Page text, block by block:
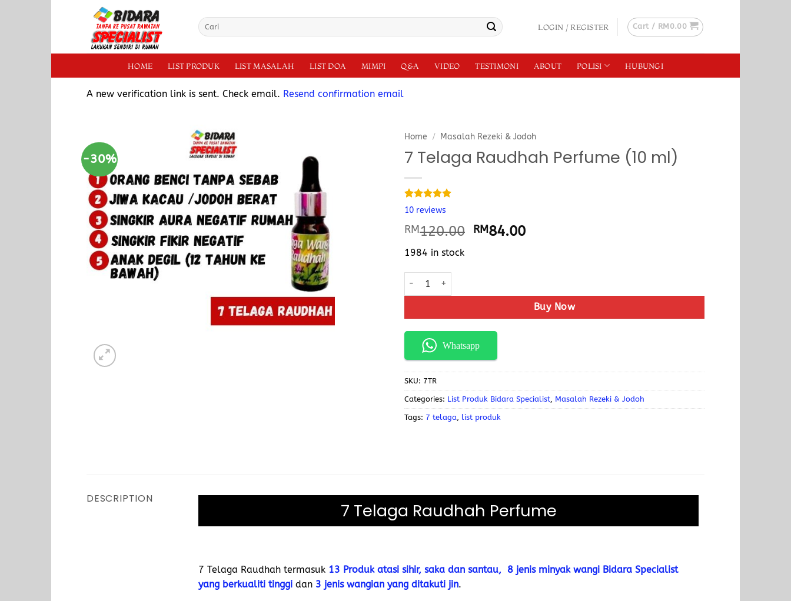
LOGIN / REGISTER Cart / RM 0.00
HOME LIST PRODUK LIST MASALAH LIST DOA MIMPI Q&A VIDEO TESTIMONI ABOUT POLISI HUBUNGI
A new verification link is sent. Check email. Resend confirmation email
-30%
Home / Masalah Rezeki & Jodoh
7 Telaga Raudhah Perfume (10 ml)
Rated5.00
based on
10
customer
10 reviews
RM120.00 RM84.00
1984 in stock
Buy Now
Whatsapp
SKU: 7TR
Categories: List Produk Bidara Specialist Masalah Rezeki & Jodoh
Tags: 7 telaga list produk
DESCRIPTION
7 Telaga Raudhah Perfume
7 Telaga Raudhah termasuk 13 Produk atasi sihir, saka dan santau,
8 jenis minyak wangi Bidara Specialist
yang berkualiti tinggi dan 3 jenis wangian yang ditakuti jin.